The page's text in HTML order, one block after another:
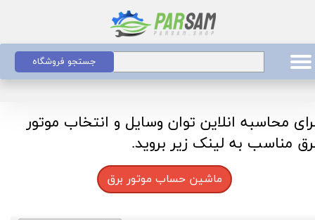
جستجو فروشگاه
ماشین حساب موتور برق
محاسبه انلاین توان وسایل و انتخاب موتور
مناسب به لینک زیر بروید.